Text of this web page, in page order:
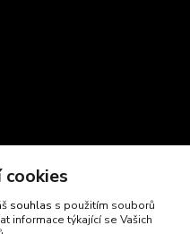
cookies
souhlas s použitím souborů
informace týkající se Vašich